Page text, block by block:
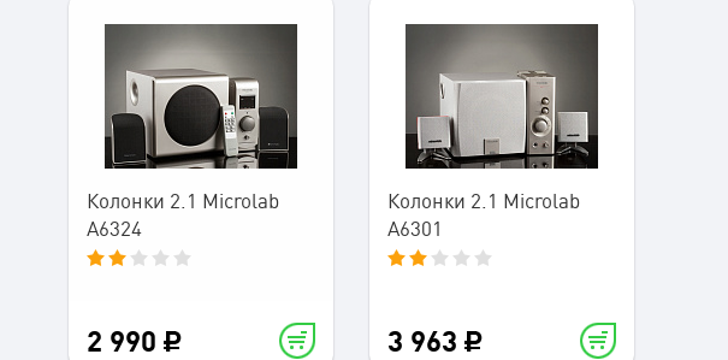
Колонки 2.1 Microlab
A6324
2 990
Колонки 2.1 Microlab
A6301
3 963